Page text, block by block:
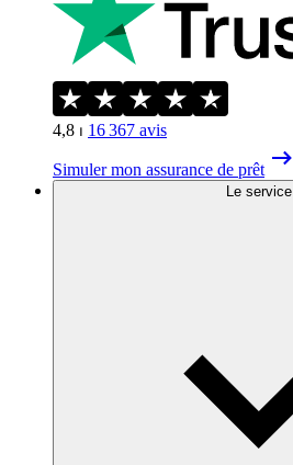
4,8 ⏐ 16 367 avis
Simuler mon assurance de prêt
Le service